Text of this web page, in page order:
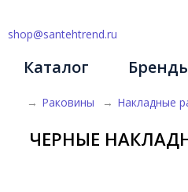
shop@santehtrend.ru
Каталог
→ Раковины → Накладные
ЧЕРНЫЕ